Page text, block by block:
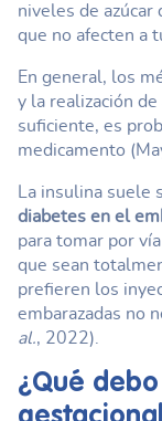
niveles de
que no afecten a
En general, los
y la realización
suficiente, es
medicamento
La insulina suele
diabetes en el
para tomar por
que sean
prefieren los
embarazadas no
al., 2022).
¿Qué